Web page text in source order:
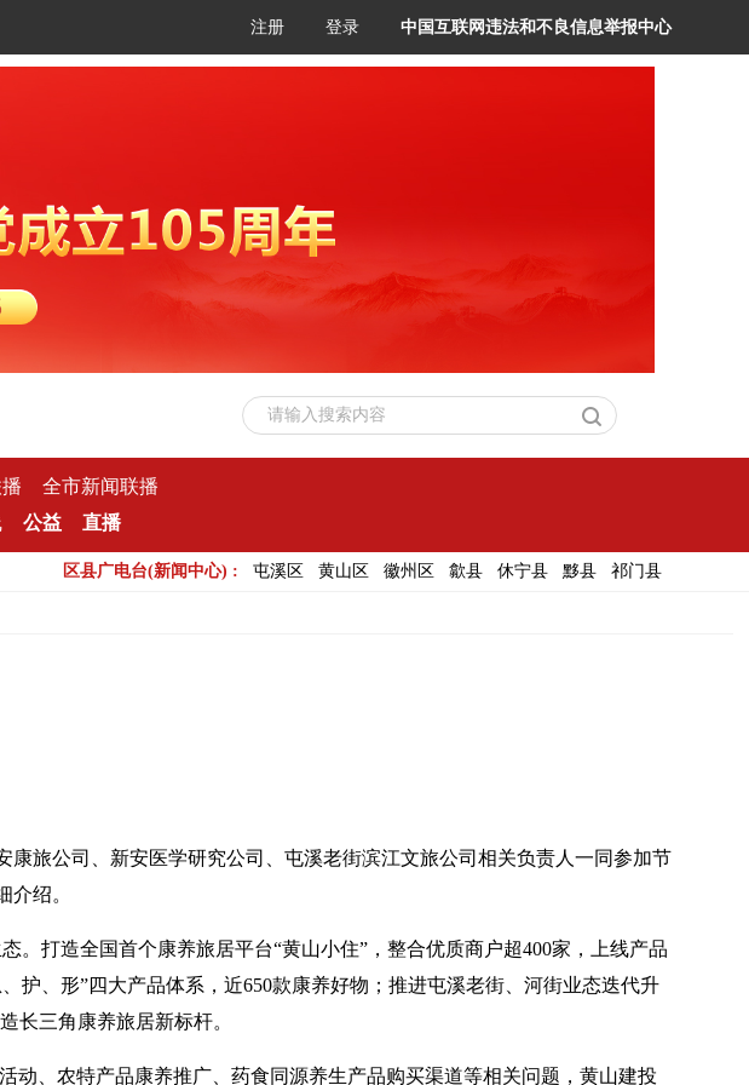
注册 登录 中国互联网违法和不良信息举报中心
请输入搜索内容
全市新闻联播
公益 直播
区县广电台(新闻中心) : 屯溪区 黄山区 徽州区 歙县 休宁县 黟县 祁门县
旅公司、新安医学研究公司、屯溪老街滨江文旅公司相关负责人一同参加节
绍。
打造全国首个康养旅居平台“黄山小住”，整合优质商户超400家，上线产品
护、形”四大产品体系，近650款康养好物；推进屯溪老街、河街业态迭代升
长三角康养旅居新标杆。
动、农特产品康养推广、药食同源养生产品购买渠道等相关问题，黄山建投